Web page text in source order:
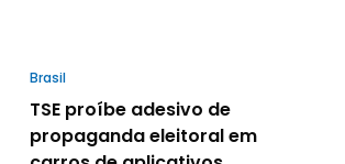
Brasil
TSE proíbe adesivo de
propaganda eleitoral em